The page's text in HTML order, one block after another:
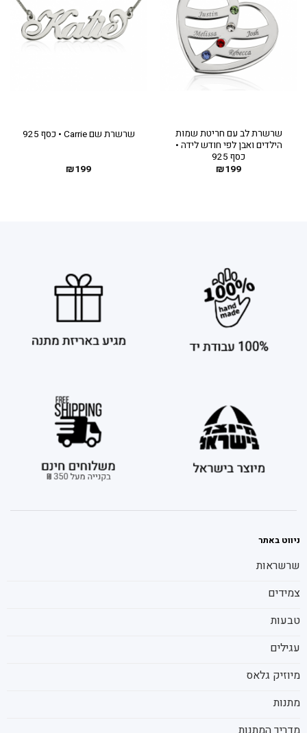
שרשרת לב עם חריטת שמות
הילדים ואבן לפי חודש לידה •
כסף 925
₪199
שרשרת שם Carrie • כסף 925
₪199
ניווט באתר
שרשראות
צמידים
טבעות
עגילים
מיוזיק גלאס
מתנות